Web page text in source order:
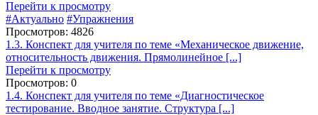
Перейти к просмотру
#Актуально #Упражнения
Просмотров: 4826
1.3. Конспект для учителя по теме «Механическое движение,
относительность движения. Прямолинейное [...]
Перейти к просмотру
Просмотров: 0
1.4. Конспект для учителя по теме «Диагностическое
тестирование. Вводное занятие. Структура [...]